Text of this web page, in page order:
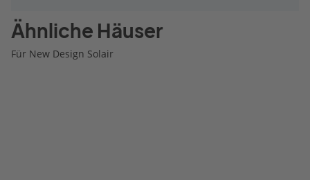
Ähnliche Häuser
Für New Design Solair